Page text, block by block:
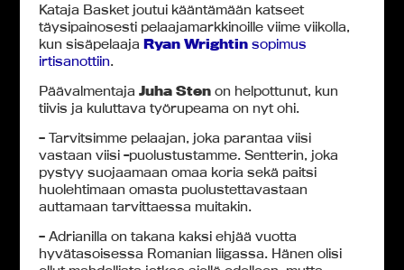
Kataja Basket joutui kääntämään katseet
täysipainosesti pelaajamarkkinoille viime viikolla,
kun sisäpelaajaRyan Wrightin sopimus
irtisanottiin.
PäävalmentajaJuha Sten on helpottunut, kun
tiivis ja kuluttava työrupeama on nyt ohi.
– Tarvitsimme pelaajan, joka parantaa viisi
vastaan viisi -puolustustamme. Sentterin, joka
pystyy suojaamaan omaa koria sekä paitsi
huolehtimaan omasta puolustettavastaan
auttamaan tarvittaessa muitakin.
– Adrianilla on takana kaksi ehjää vuotta
hyvätasoisessa Romanian liigassa. Hänen olisi